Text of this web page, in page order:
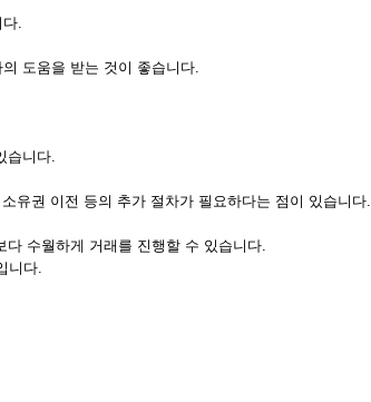
.
도움을 받는 것이 좋습니다.
습니다.
유권 이전 등의 추가 절차가 필요하다는 점이 있습니다.
수월하게 거래를 진행할 수 있습니다.
니다.